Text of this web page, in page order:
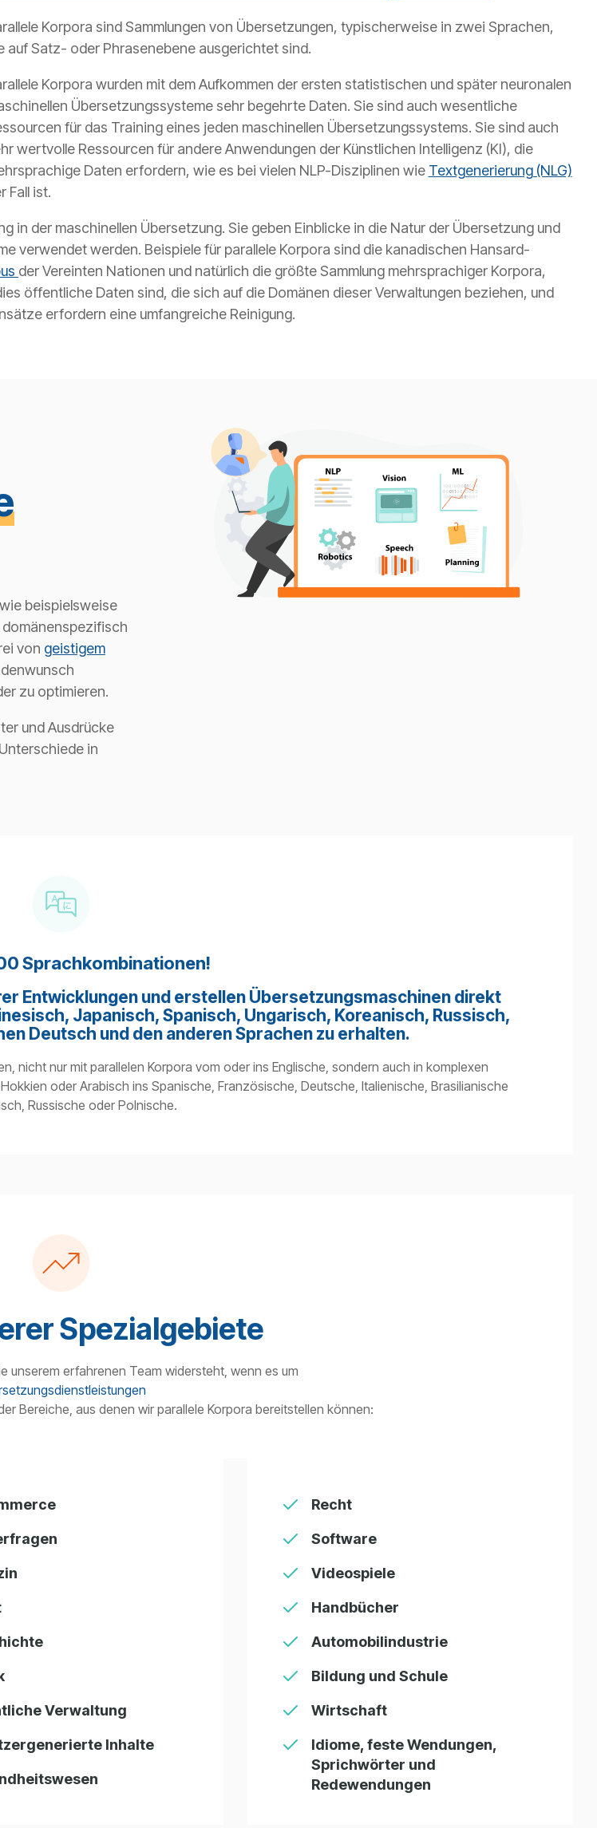
Korpora sind Sammlungen von Übersetzungen, typischerweise in zwei Sprachen,
auf Satz- oder Phrasenebene ausgerichtet sind.
Korpora wurden mit dem Aufkommen der ersten statistischen und später neuronalen
Übersetzungssysteme sehr begehrte Daten. Sie sind auch wesentliche
für das Training eines jeden maschinellen Übersetzungssystems. Sie sind auch
wertvolle Ressourcen für andere Anwendungen der Künstlichen Intelligenz (KI), die
Daten erfordern, wie es bei vielen NLP-Disziplinen wie Textgenerierung (NLG)
Fall ist.
in der maschinellen Übersetzung. Sie geben Einblicke in die Natur der Übersetzung und
verwendet werden. Beispiele für parallele Korpora sind die kanadischen Hansard-
der Vereinten Nationen und natürlich die größte Sammlung mehrsprachiger Korpora,
öffentliche Daten sind, die sich auf die Domänen dieser Verwaltungen beziehen, und
erfordern eine umfangreiche Reinigung.
beispielsweise
von geistigem
zu optimieren.
und Ausdrücke
in
Sprachkombinationen!
Entwicklungen und erstellen Übersetzungsmaschinen direkt
Japanisch, Spanisch, Ungarisch, Koreanisch, Russisch,
Deutsch und den anderen Sprachen zu erhalten.
nicht nur mit parallelen Korpora vom oder ins Englische, sondern auch in komplexen
oder Arabisch ins Spanische, Französische, Deutsche, Italienische, Brasilianische
Russische oder Polnische.
Spezialgebiete
unserem erfahrenen Team widersteht, wenn es um
Bereiche, aus denen wir parallele Korpora bereitstellen können:
Verwaltung
Inhalte
Recht
Software
Videospiele
Handbücher
Automobilindustrie
Bildung und Schule
Wirtschaft
Idiome, feste Wendungen,
Sprichwörter und
Redewendungen